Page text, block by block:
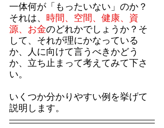
一体何が「もったいない」のか？
それは、 時間、空間、健康、資
源、お金のどれかでしょうか？そ
して、それが理にかなっている
か、人に向けて言うべきかどう
か、立ち止まって考えてみて下さ
い。
いくつか分かりやすい例を挙げて
説明します。